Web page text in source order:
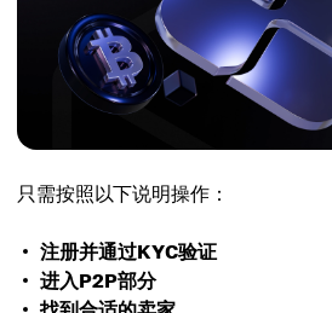
只需按照以下说明操作：
注册并通过KYC验证
进入P2P部分